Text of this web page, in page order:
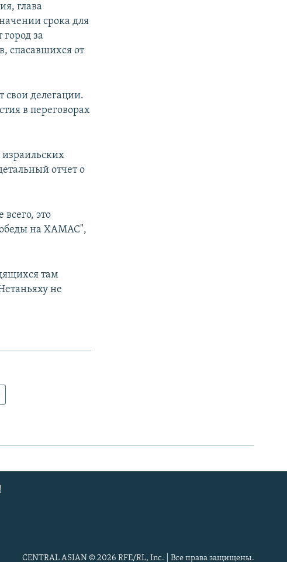
глава
срока для
за
спасавшихся от
делегации.
в переговорах
отчет о
это
на ХАМАС",
там
не
CENTRAL ASIAN © 2026 RFE/RL, Inc. | Все права защищены.